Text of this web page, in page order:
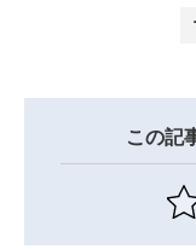
この記